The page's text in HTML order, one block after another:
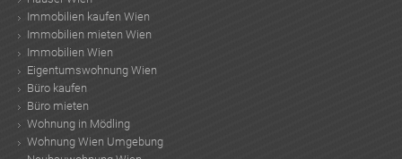
Immobilien kaufen Wien
Immobilien mieten Wien
Immobilien Wien
Eigentumswohnung Wien
Büro kaufen
Büro mieten
Wohnung in Mödling
Wohnung Wien Umgebung